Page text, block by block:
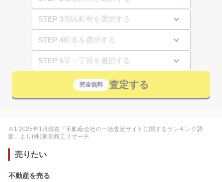
STEP 3
STEP 4
STEP 5
完全無料 査定する
※1 2025年1月現在「不動産会社の一括査定サイトに関するランキング調
査」より(株)東京商工リサーチ
売りたい
不動産を売る